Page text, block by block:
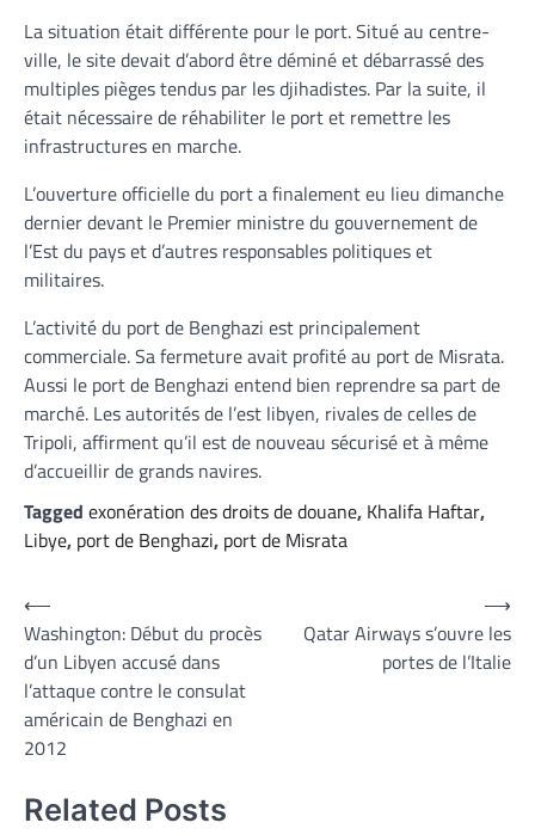
La situation était différente pour le port. Situé au centre-
ville, le site devait d’abord être déminé et débarrassé des
multiples pièges tendus par les djihadistes. Par la suite, il
était nécessaire de réhabiliter le port et remettre les
infrastructures en marche.
L’ouverture officielle du port a finalement eu lieu dimanche
dernier devant le Premier ministre du gouvernement de
l’Est du pays et d’autres responsables politiques et
militaires.
L’activité du port de Benghazi est principalement
commerciale. Sa fermeture avait profité au port de Misrata.
Aussi le port de Benghazi entend bien reprendre sa part de
marché. Les autorités de l’est libyen, rivales de celles de
Tripoli, affirment qu’il est de nouveau sécurisé et à même
d’accueillir de grands navires.
Tagged exonération des droits de douane, Khalifa Haftar,
Libye, port de Benghazi, port de Misrata
Navigation
de
l’article
⟵
Washington: Début du procès
d’un Libyen accusé dans
l’attaque contre le consulat
américain de Benghazi en
2012
Qatar Airways s’ouvre les
portes de l’Italie
⟶
Related Posts